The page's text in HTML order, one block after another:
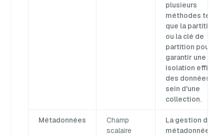
plusieurs
méthodes telles
que la partition
ou la clé de
partition pour
garantir une
isolation efficace
des données au
sein d'une
collection.
Métadonnées
Champ
scalaire
La gestion des
métadonnées de